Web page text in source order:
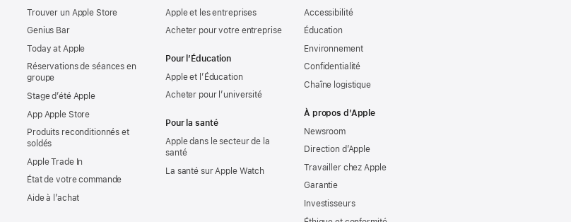
Trouver un Apple Store
Genius Bar
Today at Apple
Réservations de séances en
groupe
Stage d’été Apple
App Apple Store
Produits reconditionnés et
soldés
Apple Trade In
État de votre commande
Aide à l’achat
Apple et les entreprises
Acheter pour votre entreprise
Pour l’Éducation
Apple et l’Éducation
Acheter pour l’université
Pour la santé
Apple dans le secteur de la
santé
La santé sur Apple Watch
Accessibilité
Éducation
Environnement
Confidentialité
Chaîne logistique
À propos d’Apple
Newsroom
Direction d’Apple
Travailler chez Apple
Garantie
Investisseurs